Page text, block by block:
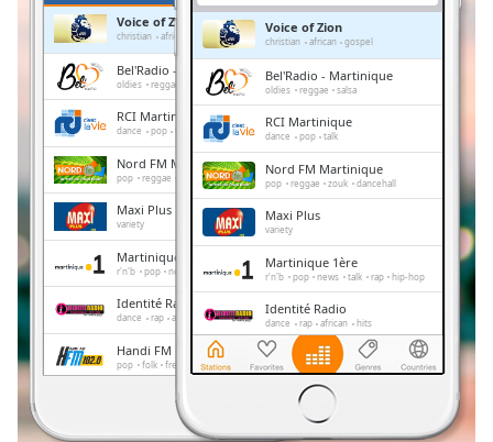
LIVE
Remaining
Time-
Playback
Chapters
Descriptions
descriptions
off,
Subtitles
Voice of Zion
christian african gospel
Bel'Radio - Martinique
oldies reggae salsa
RCI Martinique
dance pop
Nord FM Martinique
pop reggae dancehall
Maxi Plus
variety
Martinique 1ère
r'n'b pop news talk rap hip-hop
Identité Radio
dance rap african hits
Handi FM Martinique
pop folk french
pop
Voice of Zion
christian african gospel
Bel'Radio - Martinique
oldies reggae salsa
RCI Martinique
dance pop talk
Nord FM Martinique
pop reggae zouk dancehall
Maxi Plus
variety
Martinique 1ère
r'n'b pop news talk rap hip-hop
Identité Radio
dance rap african hits
Handi FM Martinique
pop folk french
Mouv FM
electronic pop